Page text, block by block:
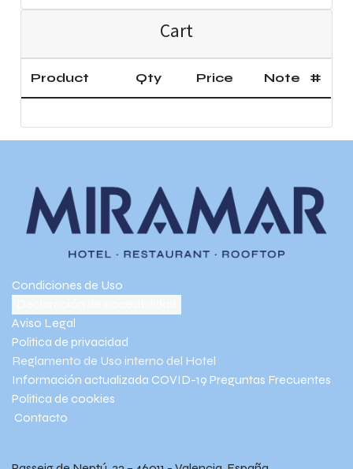
Cart
Product Qty Price Note #
Condiciones de Uso
Aviso Legal
Politica de privacidad
Reglamento de Uso interno del Hotel
Información actualizada COVID-19 Preguntas Frecuentes
Politica de cookies
Contacto